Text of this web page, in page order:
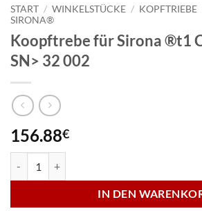
START / WINKELSTÜCKE / KOPFTRIEBE
SIRONA®
Koopftrebe für Sirona ®t1
SN> 32 002
156.88€
IN DEN